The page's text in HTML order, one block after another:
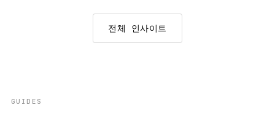
전체 인사이트
GUIDES